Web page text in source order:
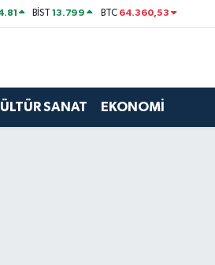
BİST13.799 BTC 64.360,53
SANAT EKONOMİ